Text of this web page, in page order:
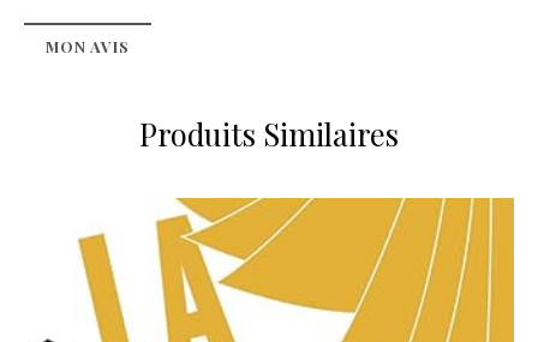
MON AVIS
Produits Similaires